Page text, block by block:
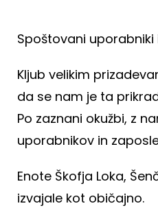
Spoštovani
Kljub velikim
da se nam je ta
Po zaznani okužbi, z
uporabnikov in
Enote Škofja Loka,
izvajale kot običajno.